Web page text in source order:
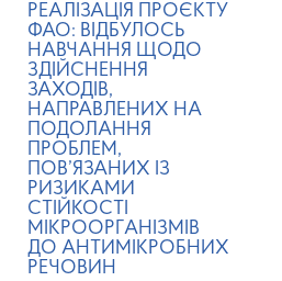
РЕАЛІЗАЦІЯ ПРОЄКТУ
ФАО: ВІДБУЛОСЬ
НАВЧАННЯ ЩОДО
ЗДІЙСНЕННЯ
ЗАХОДІВ,
НАПРАВЛЕНИХ НА
ПОДОЛАННЯ
ПРОБЛЕМ,
ПОВ’ЯЗАНИХ ІЗ
РИЗИКАМИ
СТІЙКОСТІ
МІКРООРГАНІЗМІВ
ДО АНТИМІКРОБНИХ
РЕЧОВИН